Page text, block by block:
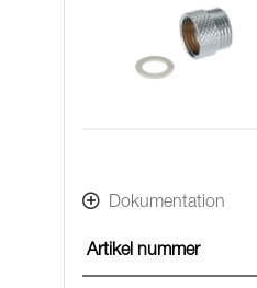
Dokumentation
Artikel nummer